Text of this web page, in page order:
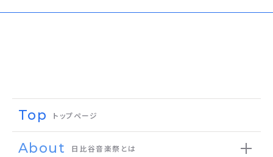
Top トップページ
About 日比谷音楽祭とは